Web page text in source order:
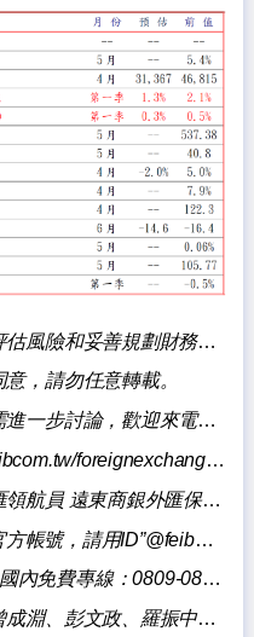
上資料僅供參考，請務必審慎評估風險和妥善規劃財務，本銀行不負擔盈虧之法律責任。
，請勿任意轉載。
本銀行尚有其他交易幣別，如需進一步討論，歡迎來電洽詢。
foreignexchange/index.aspxq
航員 遠東商銀外匯保證金交易」
「遠銀外匯保證金交易｣ LINE官方帳號，請用ID”@feibmargintrading”搜尋加入。
交易專線：(02)7701-1680~3，國內免費專線：0809-085818。
外匯保證金交易員：李淑香、曾成淵、彭文政、羅振中、陳壯華、陳泓宇。